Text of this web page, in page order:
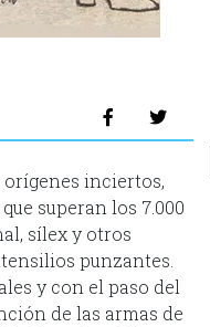
inciertos,
superan los 7.000
sílex y otros
punzantes.
y con el paso del
de las armas de